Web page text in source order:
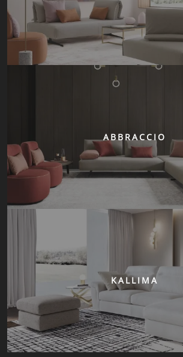
ABBRACCIO
KALLIMA